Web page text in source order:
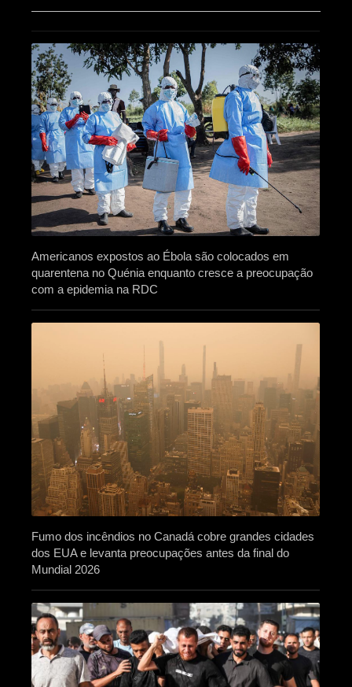
Americanos expostos ao Ébola são colocados em
quarentena no Quénia enquanto cresce a preocupação
com a epidemia na RDC
Fumo dos incêndios no Canadá cobre grandes cidades
dos EUA e levanta preocupações antes da final do
Mundial 2026